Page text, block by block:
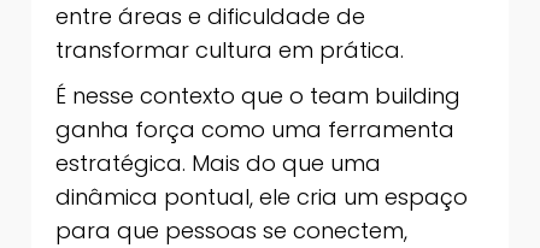
entre áreas e dificuldade de
transformar cultura em prática.
É nesse contexto que o team building
ganha força como uma ferramenta
estratégica. Mais do que uma
dinâmica pontual, ele cria um espaço
para que pessoas se conectem,